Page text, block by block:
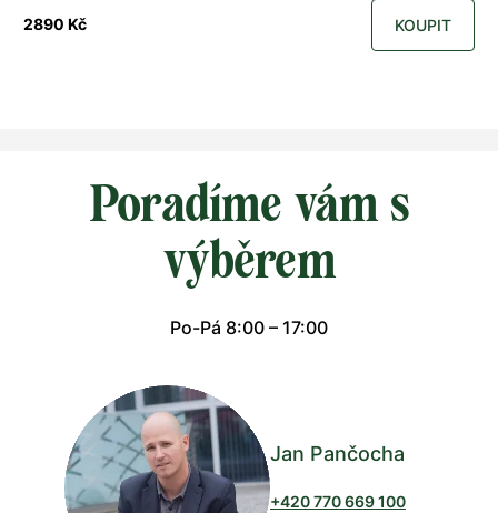
2890 Kč KOUPIT
Poradíme vám s
výběrem
Po-Pá 8:00 – 17:00
Jan Pančocha
+420 770 669 100